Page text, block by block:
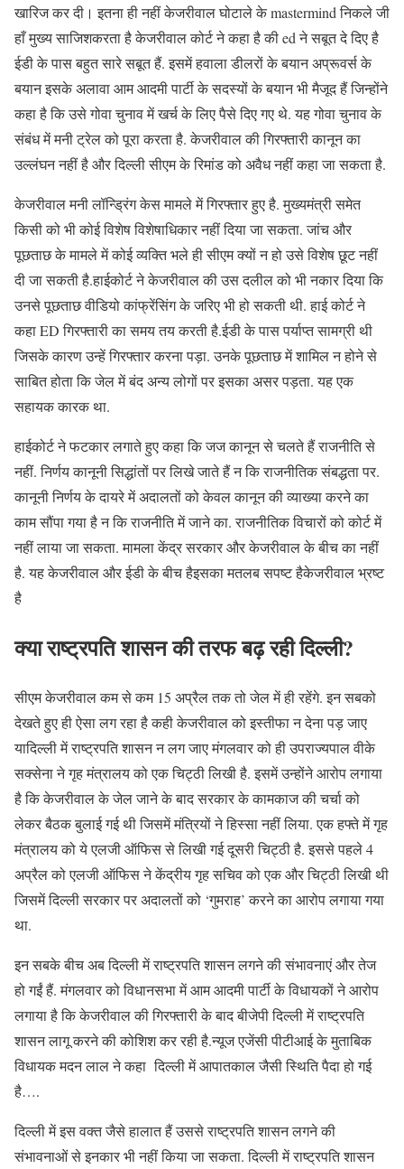
खारिज कर दी। इतना ही नहीं केजरीवाल घोटाले के mastermind निकले जी
हाँ मुख्य साजिशकरता है केजरीवाल कोर्ट ने कहा है की ed ने सबूत दे दिए है
ईडी के पास बहुत सारे सबूत हैं. इसमें हवाला डीलरों के बयान अप्रूवर्स के
बयान इसके अलावा आम आदमी पार्टी के सदस्यों के बयान भी मैजूद हैं जिन्होंने
कहा है कि उसे गोवा चुनाव में खर्च के लिए पैसे दिए गए थे. यह गोवा चुनाव के
संबंध में मनी ट्रेल को पूरा करता है. केजरीवाल की गिरफ्तारी कानून का
उल्लंघन नहीं है और दिल्ली सीएम के रिमांड को अवैध नहीं कहा जा सकता है.
केजरीवाल मनी लॉन्ड्रिंग केस मामले में गिरफ्तार हुए है. मुख्यमंत्री समेत
किसी को भी कोई विशेष विशेषाधिकार नहीं दिया जा सकता. जांच और
पूछताछ के मामले में कोई व्यक्ति भले ही सीएम क्यों न हो उसे विशेष छूट नहीं
दी जा सकती है.हाईकोर्ट ने केजरीवाल की उस दलील को भी नकार दिया कि
उनसे पूछताछ वीडियो कांफ्रेंसिंग के जरिए भी हो सकती थी. हाई कोर्ट ने
कहा ED गिरफ्तारी का समय तय करती है.ईडी के पास पर्याप्त सामग्री थी
जिसके कारण उन्हें गिरफ्तार करना पड़ा. उनके पूछताछ में शामिल न होने से
साबित होता कि जेल में बंद अन्य लोगों पर इसका असर पड़ता. यह एक
सहायक कारक था.
हाईकोर्ट ने फटकार लगाते हुए कहा कि जज कानून से चलते हैं राजनीति से
नहीं. निर्णय कानूनी सिद्धांतों पर लिखे जाते हैं न कि राजनीतिक संबद्धता पर.
कानूनी निर्णय के दायरे में अदालतों को केवल कानून की व्याख्या करने का
काम सौंपा गया है न कि राजनीति में जाने का. राजनीतिक विचारों को कोर्ट में
नहीं लाया जा सकता. मामला केंद्र सरकार और केजरीवाल के बीच का नहीं
है. यह केजरीवाल और ईडी के बीच हैइसका मतलब सपष्ट हैकेजरीवाल भ्रष्ट
है
क्या राष्ट्रपति शासन की तरफ बढ़ रही दिल्ली?
सीएम केजरीवाल कम से कम 15 अप्रैल तक तो जेल में ही रहेंगे. इन सबको
देखते हुए ही ऐसा लग रहा है कही केजरीवाल को इस्तीफा न देना पड़ जाए
यादिल्ली में राष्ट्रपति शासन न लग जाए मंगलवार को ही उपराज्यपाल वीके
सक्सेना ने गृह मंत्रालय को एक चिट्ठी लिखी है. इसमें उन्होंने आरोप लगाया
है कि केजरीवाल के जेल जाने के बाद सरकार के कामकाज की चर्चा को
लेकर बैठक बुलाई गई थी जिसमें मंत्रियों ने हिस्सा नहीं लिया. एक हफ्ते में गृह
मंत्रालय को ये एलजी ऑफिस से लिखी गई दूसरी चिट्ठी है. इससे पहले 4
अप्रैल को एलजी ऑफिस ने केंद्रीय गृह सचिव को एक और चिट्ठी लिखी थी
जिसमें दिल्ली सरकार पर अदालतों को ‘गुमराह’ करने का आरोप लगाया गया
था.
इन सबके बीच अब दिल्ली में राष्ट्रपति शासन लगने की संभावनाएं और तेज
हो गईं हैं. मंगलवार को विधानसभा में आम आदमी पार्टी के विधायकों ने आरोप
लगाया है कि केजरीवाल की गिरफ्तारी के बाद बीजेपी दिल्ली में राष्ट्रपति
शासन लागू करने की कोशिश कर रही है.न्यूज एजेंसी पीटीआई के मुताबिक
विधायक मदन लाल ने कहा दिल्ली में आपातकाल जैसी स्थिति पैदा हो गई
है….
दिल्ली में इस वक्त जैसे हालात हैं उससे राष्ट्रपति शासन लगने की
संभावनाओं से इनकार भी नहीं किया जा सकता. दिल्ली में राष्ट्रपति शासन